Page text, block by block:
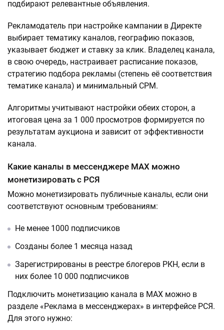
подбирают релевантные объявления.
Рекламодатель при настройке кампании в Директе
выбирает тематику каналов, географию показов,
указывает бюджет и ставку за клик. Владелец канала,
в свою очередь, настраивает расписание показов,
стратегию подбора рекламы (степень её соответствия
тематике канала) и минимальный CPM.
Алгоритмы учитывают настройки обеих сторон, а
итоговая цена за 1 000 просмотров формируется по
результатам аукциона и зависит от эффективности
канала.
Какие каналы в мессенджере МАХ можно
монетизировать с РСЯ
Можно монетизировать публичные каналы, если они
соответствуют основным требованиям:
Не менее 1000 подписчиков
Созданы более 1 месяца назад
Зарегистрированы в реестре блогеров РКН, если в
них более 10 000 подписчиков
Подключить монетизацию канала в МАХ можно в
разделе «Реклама в мессенджерах» в интерфейсе РСЯ.
Для этого нужно: